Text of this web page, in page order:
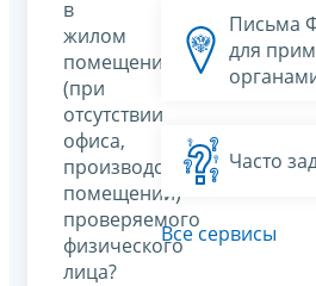
в
жилом
помещении
(при
отсутствии
офиса,
производственных
помещений)
проверяемого
физического
лица?
Письма
для
Часто
Все сервисы